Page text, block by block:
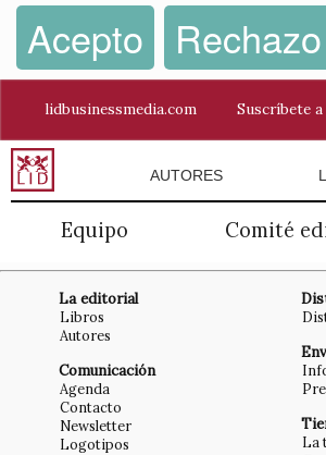
Acepto Rechazo
lidbusinessmedia.com Suscríbete
AUTORES
Equipo Comité
La editorial
Libros
Autores
Comunicación
Agenda
Contacto
Newsletter
Logotipos
La